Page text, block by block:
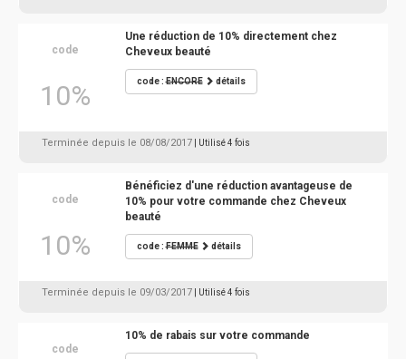
code
10%
Une réduction de 10% directement chez
Cheveux beauté
code :ENCORE détails
Terminée depuis le 08/08/2017 | Utilisé 4 fois
code
10%
Bénéficiez d'une réduction avantageuse de
10% pour votre commande chez Cheveux
beauté
code :FEMME détails
Terminée depuis le 09/03/2017 | Utilisé 4 fois
code
10% de rabais sur votre commande